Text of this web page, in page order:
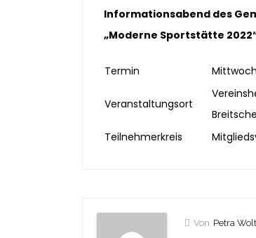
Informationsabend des
„Moderne Sportstätte
Termin Mittwoch,
Veranstaltungsort
Teilnehmerkreis
Von Petra